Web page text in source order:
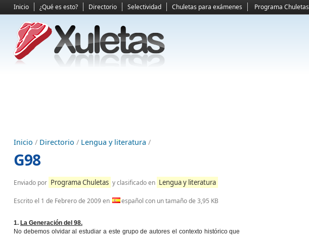
Inicio ¿Qué es esto? Directorio Selectividad Chuletas para exámenes Programa Chuletas
Inicio / Directorio / Lengua y literatura /
G98
Enviado por Programa Chuletas y clasificado en Lengua y literatura
Escrito el 1 de Febrero de 2009en español con un tamaño de 3,95 KB
1. La Generación del 98.
No debemos olvidar al estudiar a este grupo de autores el contexto histórico que